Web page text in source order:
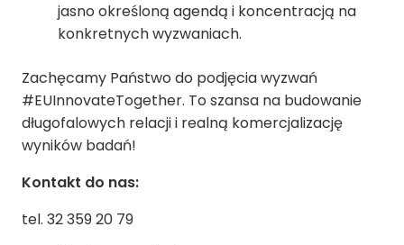
jasno określoną agendą i koncentracją na
konkretnych wyzwaniach.
Zachęcamy Państwo do podjęcia wyzwań
#EUInnovateTogether. To szansa na budowanie
długofalowych relacji i realną komercjalizację
wyników badań!
Kontakt do nas:
tel. 32 359 20 79